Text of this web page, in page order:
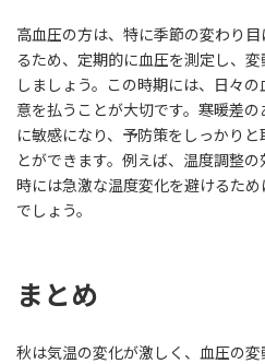
高血圧の方は、特に季節の変わり
るため、定期的に血圧を測定し、
しましょう。この時期には、日々
意を払うことが大切です。寒暖差
に敏感になり、予防策をしっかり
とができます。例えば、温度調整
時には急激な温度変化を避けるた
でしょう。
まとめ
秋は気温の変化が激しく、血圧の変